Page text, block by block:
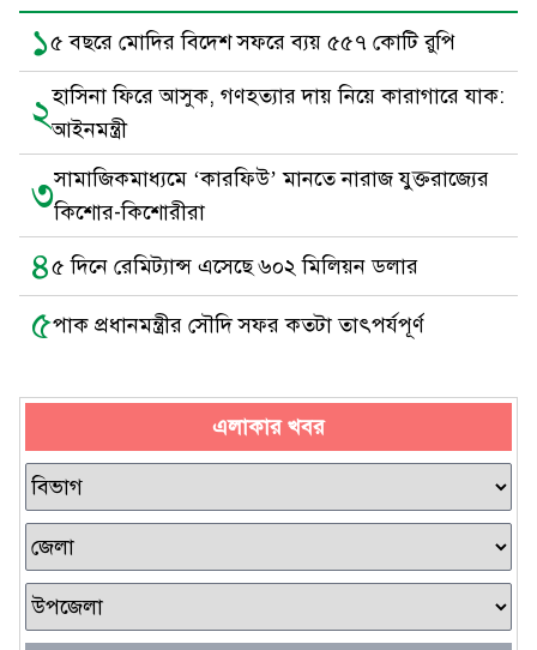
১৫ বছরে মোদির বিদেশ সফরে ব্যয় ৫৫৭ কোটি রুপি
২হাসিনা ফিরে আসুক, গণহত্যার দায় নিয়ে কারাগারে যাক:
আইনমন্ত্রী
৩সামাজিকমাধ্যমে ‘কারফিউ’ মানতে নারাজ যুক্তরাজ্যের
কিশোর-কিশোরীরা
৪৫ দিনে রেমিট্যান্স এসেছে ৬০২ মিলিয়ন ডলার
৫পাক প্রধানমন্ত্রীর সৌদি সফর কতটা তাৎপর্যপূর্ণ
এলাকার খবর